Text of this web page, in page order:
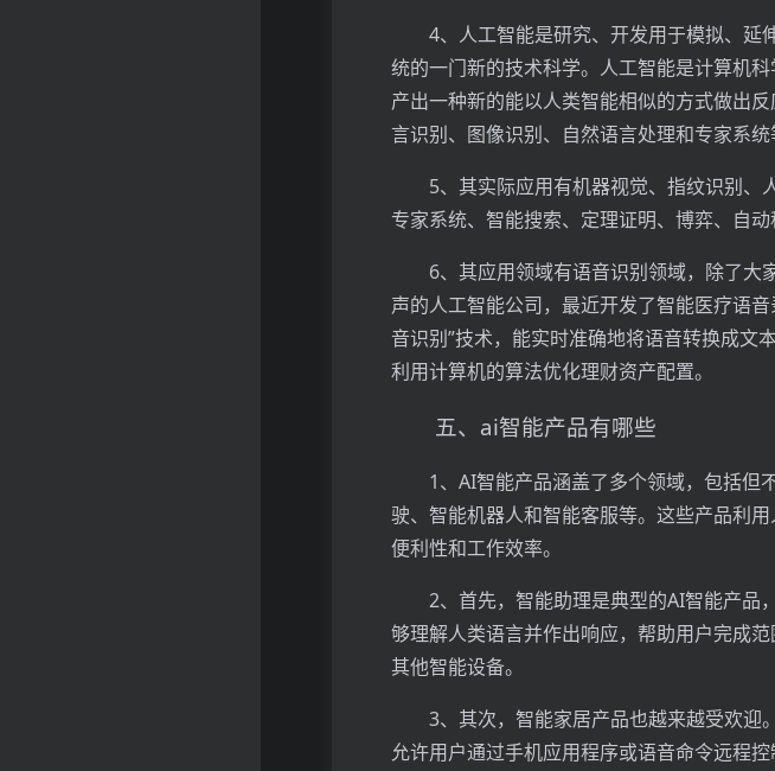
4、人工智能是研究、开发用于模拟、延
统的一门新的技术科学。人工智能是计算机
产出一种新的能以人类智能相似的方式做出
言识别、图像识别、自然语言处理和专家系统
5、其实际应用有机器视觉、指纹识别、
专家系统、智能搜索、定理证明、博弈、自动
6、其应用领域有语音识别领域，除了大
声的人工智能公司，最近开发了智能医疗语
音识别”技术，能实时准确地将语音转换成文
利用计算机的算法优化理财资产配置。
五、ai智能产品有哪些
1、AI智能产品涵盖了多个领域，包括但
驶、智能机器人和智能客服等。这些产品利
便利性和工作效率。
2、首先，智能助理是典型的AI智能产
够理解人类语言并作出响应，帮助用户完成
其他智能设备。
3、其次，智能家居产品也越来越受欢迎
允许用户通过手机应用程序或语音命令远程